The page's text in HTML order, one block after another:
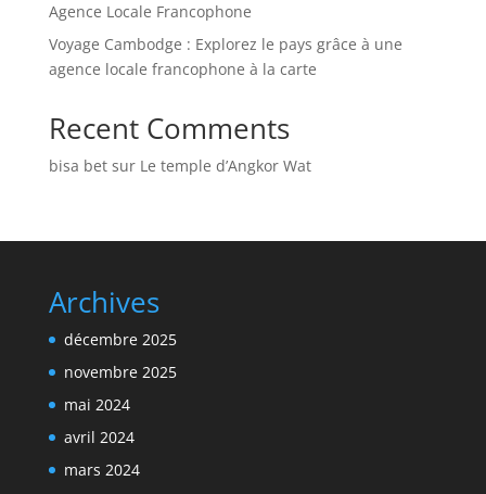
Agence Locale Francophone
Voyage Cambodge : Explorez le pays grâce à une
agence locale francophone à la carte
Recent Comments
bisa betsur Le temple d’Angkor Wat
Archives
décembre 2025
novembre 2025
mai 2024
avril 2024
mars 2024